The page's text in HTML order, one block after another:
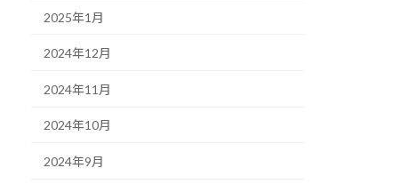
2025年1月
2024年12月
2024年11月
2024年10月
2024年9月